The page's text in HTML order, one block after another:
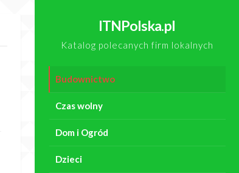
ITNPolska.pl
Katalog polecanych firm lokalnych
Budownictwo
Czas wolny
Dom i Ogród
Dzieci